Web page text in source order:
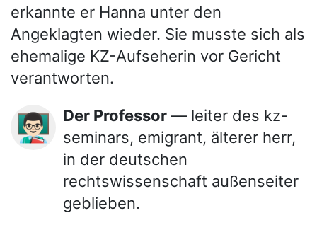
erkannte er Hanna unter den
Angeklagten wieder. Sie musste sich als
ehemalige KZ-Aufseherin vor Gericht
verantworten.
👨🏻‍🏫 Der Professor — leiter des kz-
seminars, emigrant, älterer herr,
in der deutschen
rechtswissenschaft außenseiter
geblieben.